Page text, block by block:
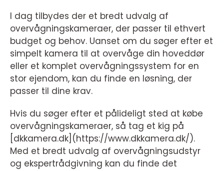
I dag tilbydes der et bredt udvalg af
overvågningskameraer, der passer til ethvert
budget og behov. Uanset om du søger efter et
simpelt kamera til at overvåge din hoveddør
eller et komplet overvågningssystem for en
stor ejendom, kan du finde en løsning, der
passer til dine krav.
Hvis du søger efter et pålideligt sted at købe
overvågningskameraer, så tag et kig på
[dkkamera.dk](https://www.dkkamera.dk/).
Med et bredt udvalg af overvågningsudstyr
og ekspertrådgivning kan du finde det